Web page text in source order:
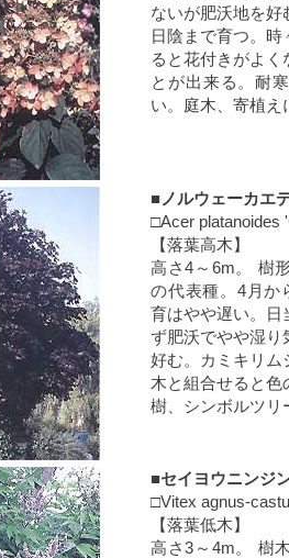
ないが肥沃地を好
日陰まで育つ。
ると花付きがよ
とが出来る。耐
い。庭木、寄植え
■ノルウェーカエ
□Acer platanoides
【落葉高木】
高さ4～6m。 樹
の代表種。4月か
育はやや遅い。日
ず肥沃でやや湿り
好む。カミキリム
木と組合せると色
樹、シンボルツリ
■セイヨウニンジ
□Vitex agnus-
【落葉低木】
高さ3～4m。 樹